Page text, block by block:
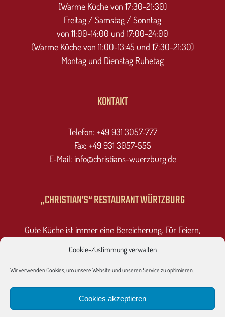
Cookie-Zustimmung verwalten
Wir verwenden Cookies, um unsere Website und unseren Service zu optimieren.
Cookies akzeptieren
(Warme Küche von 17:30-21:30)
Freitag / Samstag / Sonntag
von 11:00-14:00 und 17:00-24:00
(Warme Küche von 11:00-13:45 und 17:30-21:30)
Montag und Dienstag Ruhetag
KONTAKT
Telefon: +49 931 3057-777
Fax: +49 931 3057-555
E-Mail: info@christians-wuerzburg.de
„CHRISTIAN’S“ RESTAURANT WÜRTZBURG
Gute Küche ist immer eine Bereicherung. Für Feiern,
besuchen Sie uns spontan oder fragen Sie nach einem
Angebot.